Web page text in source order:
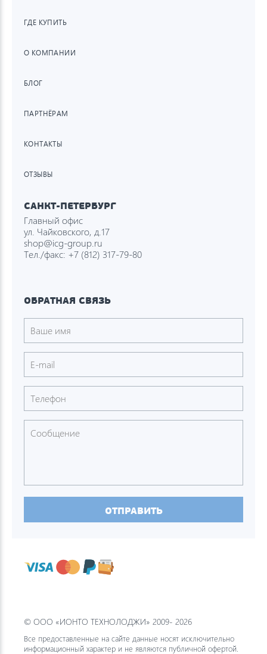
ГДЕ КУПИТЬ
О КОМПАНИИ
БЛОГ
ПАРТНЁРАМ
КОНТАКТЫ
ОТЗЫВЫ
САНКТ-ПЕТЕРБУРГ
Главный офис
ул. Чайковского, д.17
shop@icg-group.ru
Тел./факс: +7 (812) 317-79-80
ОБРАТНАЯ СВЯЗЬ
ОТПРАВИТЬ
© ООО «ИОНТО ТЕХНОЛОДЖИ» 2009- 2026
Все предоставленные на сайте данные носят исключительно
информационный характер и не являются публичной офертой.